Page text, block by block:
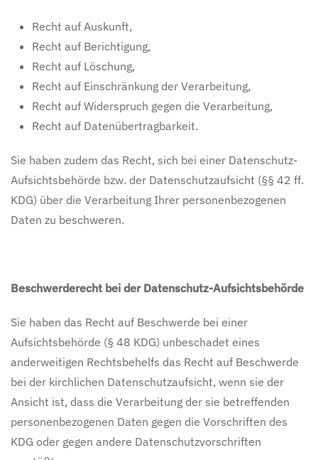
Recht auf Auskunft,
Recht auf Berichtigung,
Recht auf Löschung,
Recht auf Einschränkung der Verarbeitung,
Recht auf Widerspruch gegen die Verarbeitung,
Recht auf Datenübertragbarkeit.
Sie haben zudem das Recht, sich bei einer Datenschutz-
Aufsichtsbehörde bzw. der Datenschutzaufsicht (§§ 42 ff.
KDG) über die Verarbeitung Ihrer personenbezogenen
Daten zu beschweren.
Beschwerderecht bei der Datenschutz-Aufsichtsbehörde
Sie haben das Recht auf Beschwerde bei einer
Aufsichtsbehörde (§ 48 KDG) unbeschadet eines
anderweitigen Rechtsbehelfs das Recht auf Beschwerde
bei der kirchlichen Datenschutzaufsicht, wenn sie der
Ansicht ist, dass die Verarbeitung der sie betreffenden
personenbezogenen Daten gegen die Vorschriften des
KDG oder gegen andere Datenschutzvorschriften